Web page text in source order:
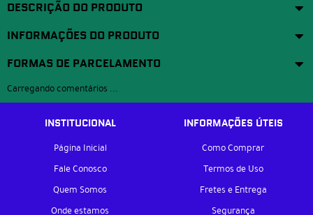
DESCRIÇÃO DO PRODUTO
INFORMAÇÕES DO PRODUTO
FORMAS DE PARCELAMENTO
Carregando comentários ...
INSTITUCIONAL
Página Inicial
Fale Conosco
Quem Somos
Onde estamos
INFORMAÇÕES ÚTEIS
Como Comprar
Termos de Uso
Fretes e Entrega
Segurança